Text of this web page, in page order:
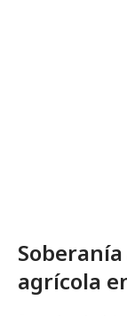
agrícola